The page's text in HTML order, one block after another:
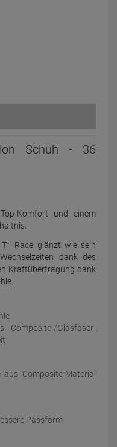
Schuh - 36
Komfort und einem
Race glänzt wie sein
dank des
Kraftübertragung dank
Composite-/Glasfaser-
Composite-Material
Passform